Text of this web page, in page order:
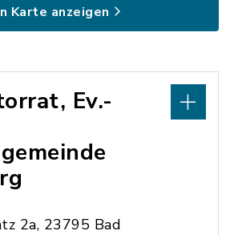
Karte anzeigen
Ev.-
2a, 23795 Bad